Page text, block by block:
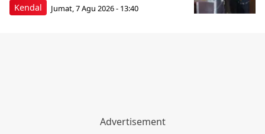
Kendal Jumat, 7 Agu 2026 - 13:40